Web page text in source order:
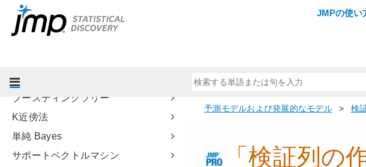
予測モデルと発展的なモデルについ
て
ブートストラップ森
ブースティングツリー
K近傍法
単純 Bayes
サポートベクトルマシン